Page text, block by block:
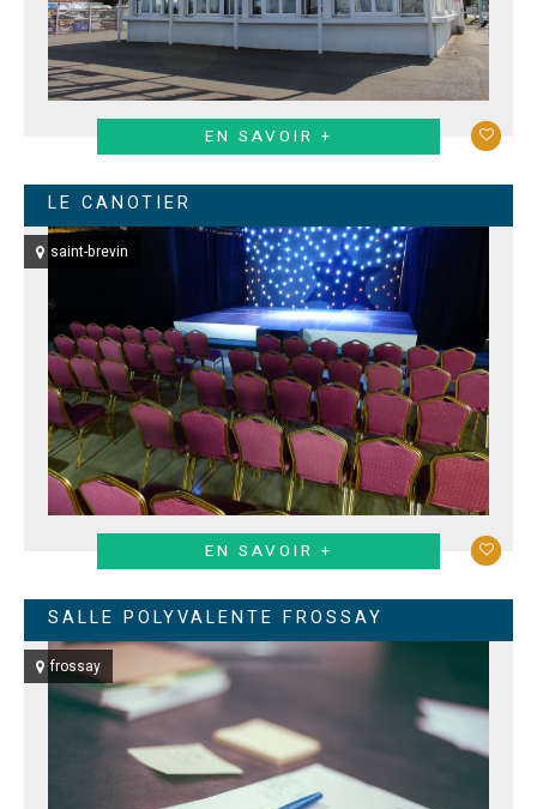
EN SAVOIR +
LE CANOTIER
saint-brevin
EN SAVOIR +
SALLE POLYVALENTE FROSSAY
frossay